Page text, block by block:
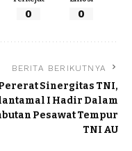
0 0
BERITA BERIKUTNYA
Sinergitas TNI,
I Hadir Dalam
Pesawat Tempur
TNI AU